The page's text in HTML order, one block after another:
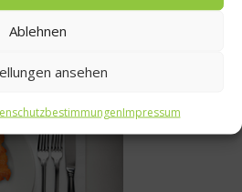
Ablehnen
ansehen
Impressum